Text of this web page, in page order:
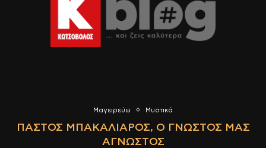
Μαγειρεύω Μυστικά
ΠΑΣΤΌΣ ΜΠΑΚΑΛΙΆΡΟΣ, Ο ΓΝΩΣΤΌΣ ΜΑΣ
ΆΓΝΩΣΤΟΣ